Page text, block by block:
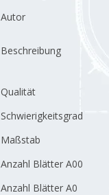
Autor
Beschreibung
Qualität
Schwierigkeitsgrad
Maßstab
Anzahl Blätter A00
Anzahl Blätter A0